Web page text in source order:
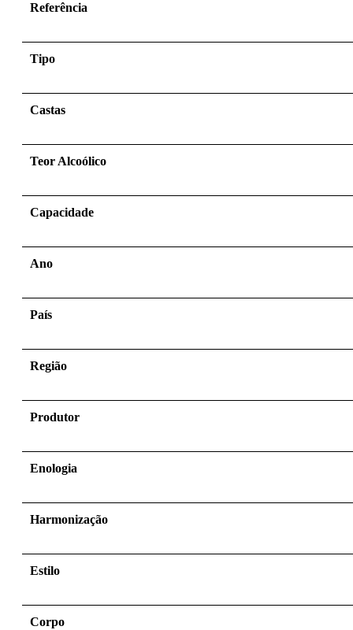
Referência
Tipo
Castas
Teor Alcoólico
Capacidade
Ano
País
Região
Produtor
Enologia
Harmonização
Estilo
Corpo